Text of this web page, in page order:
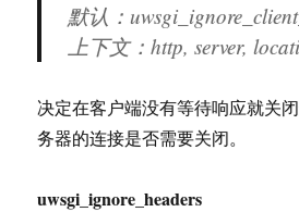
默认：
上下文：http, server,
决定在客户端没有等待响应就关
务器的连接是否需要关闭。
uwsgi_ignore_headers